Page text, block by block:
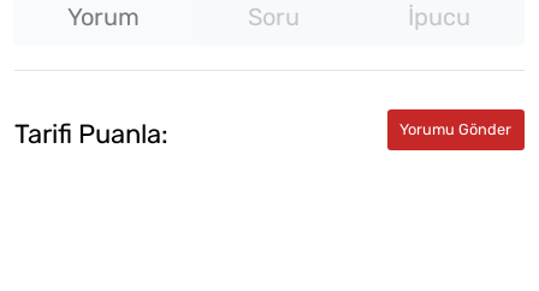
Yorum Soru İpucu
Tarifi Puanla: